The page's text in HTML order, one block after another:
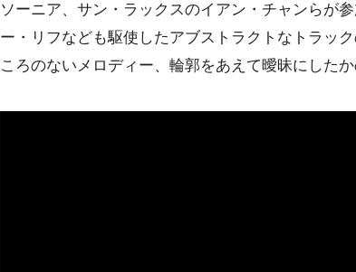
ソーニア、サン・ラックスのイアン・チャンらが
ー・リフなども駆使したアブストラクトなトラッ
ころのないメロディー、輪郭をあえて曖昧にした